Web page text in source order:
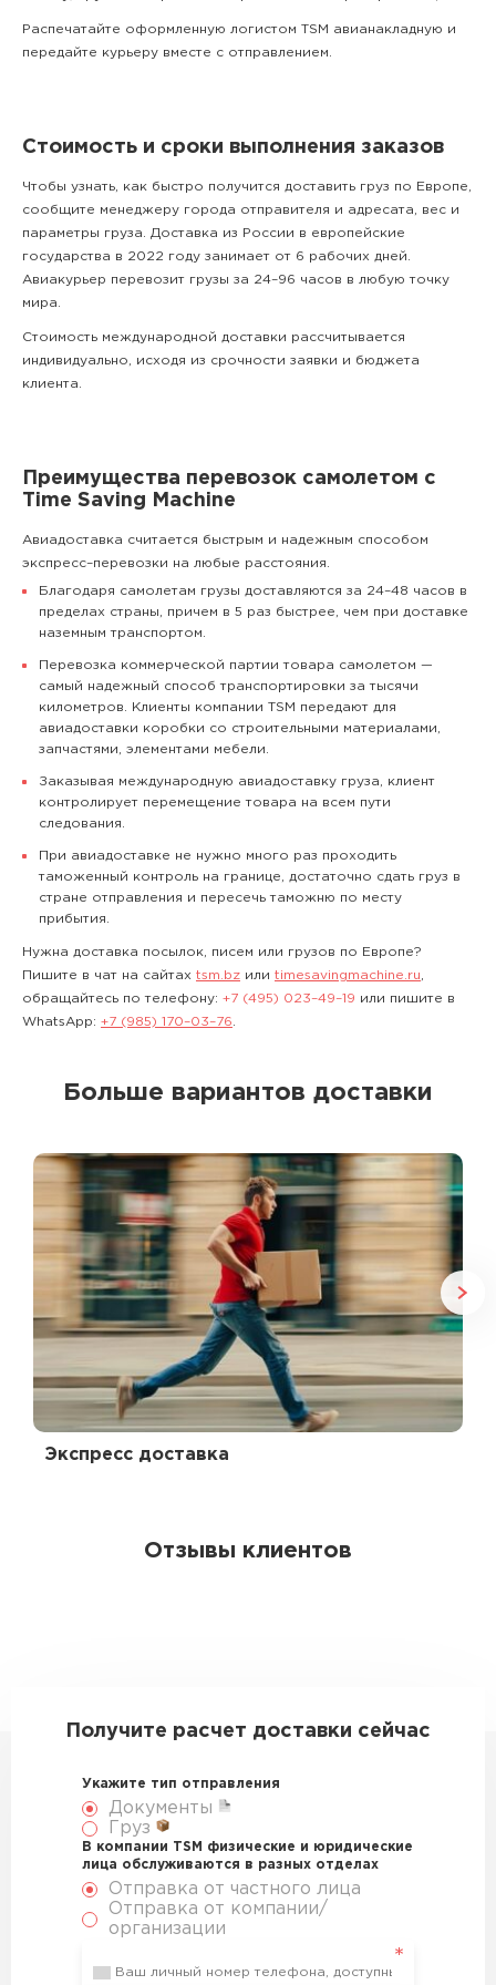
Распечатайте оформленную логистом TSM авианакладную и
передайте курьеру вместе с отправлением.
Стоимость и сроки выполнения заказов
Чтобы узнать, как быстро получится доставить груз по Европе,
сообщите менеджеру города отправителя и адресата, вес и
параметры груза. Доставка из России в европейские
государства в 2022 году занимает от 6 рабочих дней.
Авиакурьер перевозит грузы за 24–96 часов в любую точку
мира.
Стоимость международной доставки рассчитывается
индивидуально, исходя из срочности заявки и бюджета
клиента.
Преимущества перевозок самолетом с
Time Saving Machine
Авиадоставка считается быстрым и надежным способом
экспресс–перевозки на любые расстояния.
Благодаря самолетам грузы доставляются за 24–48 часов в
пределах страны, причем в 5 раз быстрее, чем при доставке
наземным транспортом.
Перевозка коммерческой партии товара самолетом —
самый надежный способ транспортировки за тысячи
километров. Клиенты компании TSM передают для
авиадоставки коробки со строительными материалами,
запчастями, элементами мебели.
Заказывая международную авиадоставку груза, клиент
контролирует перемещение товара на всем пути
следования.
При авиадоставке не нужно много раз проходить
таможенный контроль на границе, достаточно сдать груз в
стране отправления и пересечь таможню по месту
прибытия.
Нужна доставка посылок, писем или грузов по Европе?
Пишите в чат на сайтах tsm.bz или timesavingmachine.ru
обращайтесь по телефону: +7 (495) 023–49–19 или пишите в
WhatsApp: +7 (985) 170–03–76
Больше вариантов доставки
Экспресс доставка
Отзывы клиентов
Получите расчет доставки сейчас
Укажите тип отправления
Документы
Груз
В компании TSM физические и юридические
лица обслуживаются в разных отделах
Отправка от частного лица
Отправка от компании/
организации